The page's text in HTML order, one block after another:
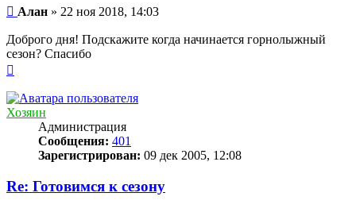
Сообщение
Алан » 22 ноя 2018, 14:03
Доброго дня! Подскажите когда начинается горнолыжный
сезон? Спасибо
началу
Хозяин
Администрация
Сообщения: 401
Зарегистрирован: 09 дек 2005, 12:08
Re: Готовимся к сезону